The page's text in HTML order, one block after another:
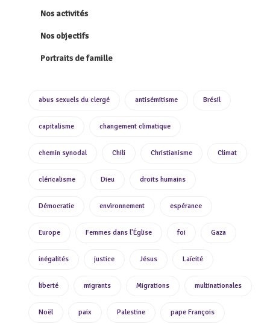
Nos activités
Nos objectifs
Portraits de famille
abus sexuels du clergé antisémitisme Brésil
capitalisme changement climatique
chemin synodal Chili Christianisme Climat
cléricalisme Dieu droits humains
Démocratie environnement espérance
Europe Femmes dans l'Église foi Gaza
inégalités justice Jésus Laïcité
liberté migrants Migrations multinationales
Noël paix Palestine pape François